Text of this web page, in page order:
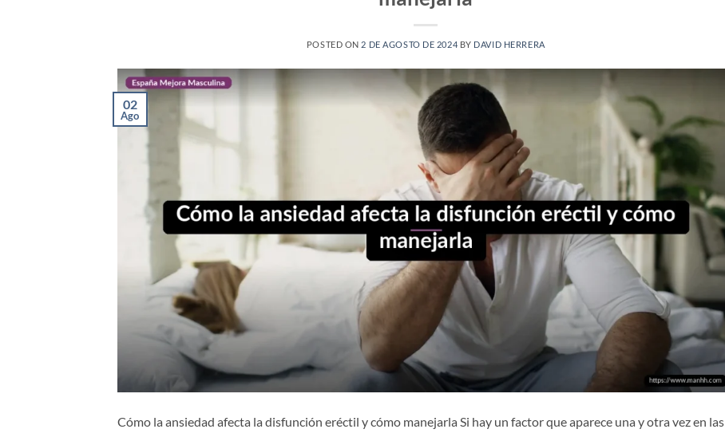
POSTED ON 2 DE AGOSTO DE 2024 BY DAVID HERRERA
02
Ago
Cómo la ansiedad afecta la disfunción eréctil y cómo manejarla Si hay un factor que aparece una y otra vez en las